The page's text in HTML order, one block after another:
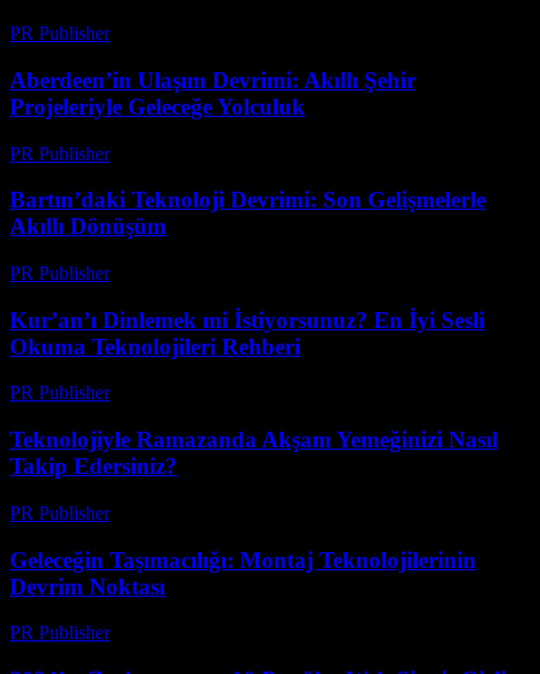
PR Publisher-
Aberdeen’in Ulaşım Devrimi: Akıllı Şehir
Projeleriyle Geleceğe Yolculuk
PR Publisher-
Bartın’daki Teknoloji Devrimi: Son Gelişmelerle
Akıllı Dönüşüm
PR Publisher-
Kur’an’ı Dinlemek mi İstiyorsunuz? En İyi Sesli
Okuma Teknolojileri Rehberi
PR Publisher-
Teknolojiyle Ramazanda Akşam Yemeğinizi Nasıl
Takip Edersiniz?
PR Publisher-
Geleceğin Taşımacılığı: Montaj Teknolojilerinin
Devrim Noktası
PR Publisher-